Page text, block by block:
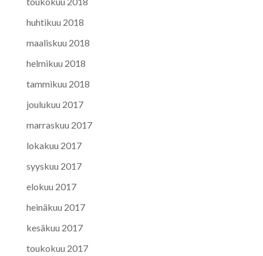
huhtikuu 2018
maaliskuu 2018
helmikuu 2018
tammikuu 2018
joulukuu 2017
marraskuu 2017
lokakuu 2017
syyskuu 2017
elokuu 2017
heinäkuu 2017
kesäkuu 2017
toukokuu 2017